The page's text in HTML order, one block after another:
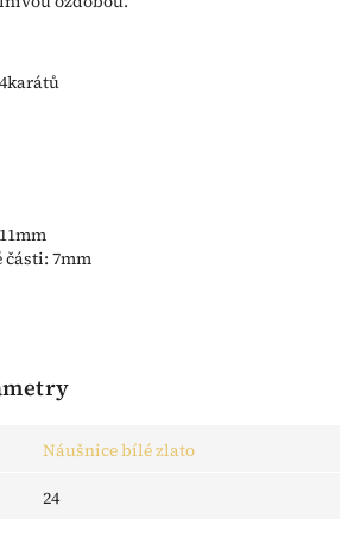
části: 7mm
Náušnice bílé zlato
24